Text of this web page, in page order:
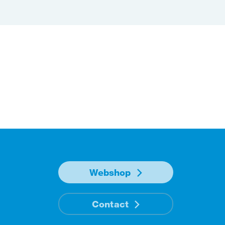
Webshop
Contact